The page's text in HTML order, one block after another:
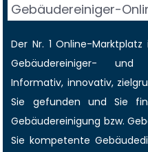
Gebäudereiniger-
Der Nr. 1 Online-
Gebäudereiniger- und
Informativ, innovativ,
Sie gefunden und Sie
Gebäudereinigung bzw.
Sie kompetente